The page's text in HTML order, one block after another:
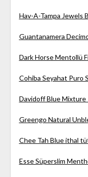
Hav-A-Tampa Jewels
Guantanamera
Dark Horse Mentollü
Cohiba Seyahat Puro
Davidoff Blue Mixture
Greengo Natural
Chee Tah Blue ithal
Esse Süperslim